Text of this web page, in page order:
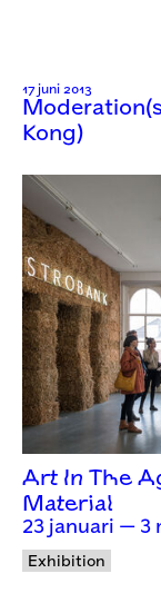
17 juni 2013
Kong)
Art In The
Material
23 januari — 3
Exhibition